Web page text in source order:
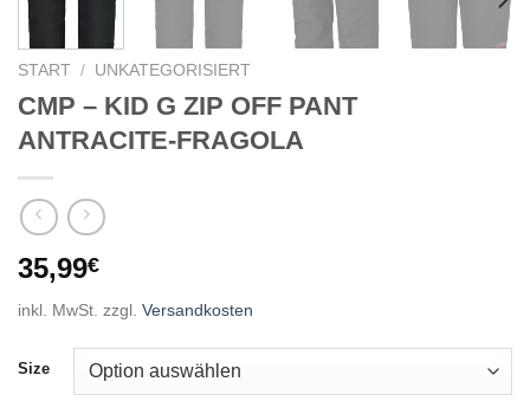
START / UNKATEGORISIERT
CMP – KID G ZIP OFF PANT
ANTRACITE-FRAGOLA
35,99€
inkl. MwSt. zzgl. Versandkosten
Size